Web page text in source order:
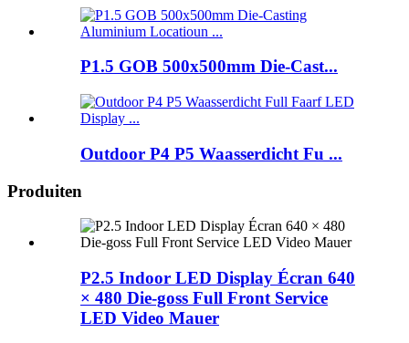
P1.5 GOB 500x500mm Die-Cast...
Outdoor P4 P5 Waasserdicht Fu ...
Produiten
P2.5 Indoor LED Display Écran 640
× 480 Die-goss Full Front Service
LED Video Mauer